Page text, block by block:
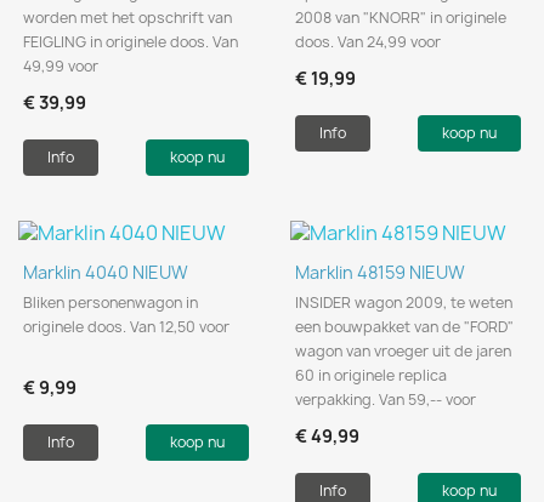
worden met het opschrift van
FEIGLING in originele doos. Van
49,99 voor
€ 39,99
Info koop nu
2008 van "KNORR" in originele
doos. Van 24,99 voor
€ 19,99
Info koop nu
Marklin 4040 NIEUW
Bliken personenwagon in
originele doos. Van 12,50 voor
€ 9,99
Info koop nu
Marklin 48159 NIEUW
INSIDER wagon 2009, te weten
een bouwpakket van de "FORD"
wagon van vroeger uit de jaren
60 in originele replica
verpakking. Van 59,-- voor
€ 49,99
Info koop nu